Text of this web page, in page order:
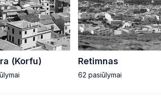
(Korfu) Retimnas
62 pasiūlymai